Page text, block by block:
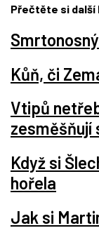
Přečtěte si
Kůň, či
Vtipů
zesměšňují
Když si
hořela
Jak si